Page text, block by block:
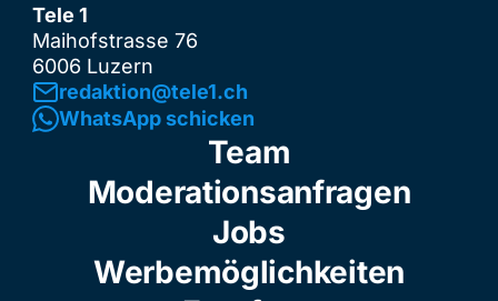
Tele 1
Maihofstrasse 76
6006 Luzern
redaktion@tele1.ch
WhatsApp schicken
Team
Moderationsanfragen
Jobs
Werbemöglichkeiten